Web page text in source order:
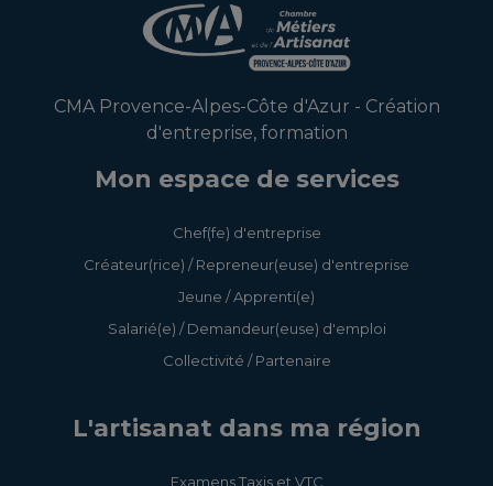
CMA Provence-Alpes-Côte d'Azur - Création
d'entreprise, formation
Mon espace de services
Chef(fe) d'entreprise
Créateur(rice) / Repreneur(euse) d'entreprise
Jeune / Apprenti(e)
Salarié(e) / Demandeur(euse) d'emploi
Collectivité / Partenaire
L'artisanat dans ma région
Examens Taxis et VTC